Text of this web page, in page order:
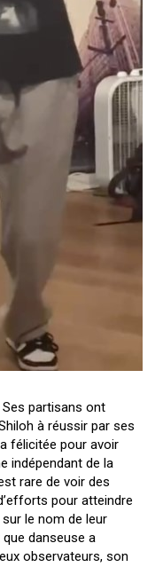
partisans ont
à réussir par ses
félicitée pour avoir
indépendant de la
rare de voir des
pour atteindre
le nom de leur
danseuse a
observateurs, son